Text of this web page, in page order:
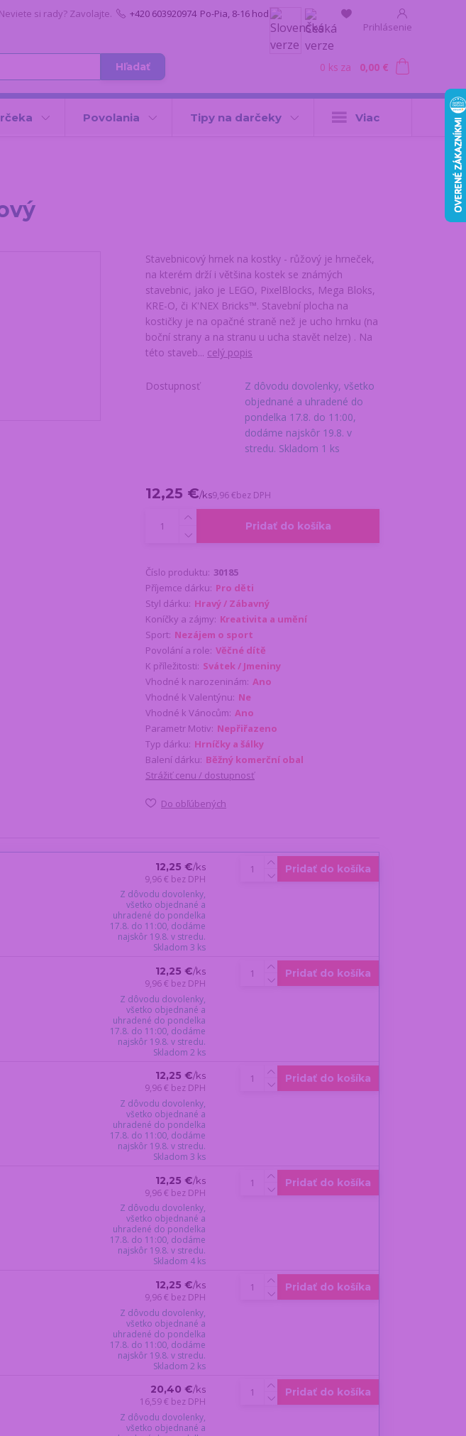
Prihlásenie
Hľadať
Neviete si rady? Zavolajte. +420 603920974 Po-Pia, 8-16 hod.
0 ks za 0,00 €
Povolania Tipy na darčeky Viac
Stavebnicový hrnek na kostky - růžový je hrneček,
na kterém drží i většina kostek se známých
stavebnic, jako je LEGO, PixelBlocks, Mega Bloks,
KRE-O, či K'NEX Bricks™. Stavební plocha na
kostičky je na opačné straně než je ucho hrnku (na
boční strany a na stranu u ucha stavět nelze) . Na
této staveb... celý popis
Dostupnosť
Z dôvodu dovolenky, všetko
objednané a uhradené do
pondelka 17.8. do 11:00,
dodáme najskôr 19.8. v
stredu. Skladom 1 ks
12,25 €/ks9,96 €bez DPH
Pridať do košíka
Číslo produktu: 30185
Příjemce dárku: Pro děti
Styl dárku: Hravý / Zábavný
Koníčky a zájmy: Kreativita a umění
Sport: Nezájem o sport
Povolání a role: Věčné dítě
K příležitosti: Svátek / Jmeniny
Vhodné k narozeninám: Ano
Vhodné k Valentýnu: Ne
Vhodné k Vánocům: Ano
Parametr Motiv: Nepřiřazeno
Typ dárku: Hrníčky a šálky
Balení dárku: Běžný komerční obal
Strážiť cenu / dostupnosť
Do obľúbených
12,25 €/ks
9,96 € bez DPH
Z dôvodu dovolenky,
všetko objednané a
uhradené do pondelka
17.8. do 11:00, dodáme
najskôr 19.8. v stredu.
Skladom 3 ks
Pridať do košíka
12,25 €/ks
9,96 € bez DPH
Z dôvodu dovolenky,
všetko objednané a
uhradené do pondelka
17.8. do 11:00, dodáme
najskôr 19.8. v stredu.
Skladom 2 ks
Pridať do košíka
12,25 €/ks
9,96 € bez DPH
Z dôvodu dovolenky,
všetko objednané a
uhradené do pondelka
17.8. do 11:00, dodáme
najskôr 19.8. v stredu.
Skladom 3 ks
Pridať do košíka
12,25 €/ks
9,96 € bez DPH
Z dôvodu dovolenky,
všetko objednané a
uhradené do pondelka
17.8. do 11:00, dodáme
najskôr 19.8. v stredu.
Skladom 4 ks
Pridať do košíka
12,25 €/ks
9,96 € bez DPH
Z dôvodu dovolenky,
všetko objednané a
uhradené do pondelka
17.8. do 11:00, dodáme
najskôr 19.8. v stredu.
Skladom 2 ks
Pridať do košíka
20,40 €/ks
16,59 € bez DPH
Z dôvodu dovolenky,
všetko objednané a
Pridať do košíka